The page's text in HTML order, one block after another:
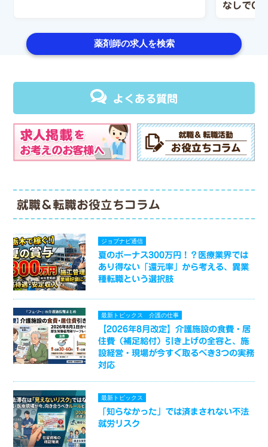
なしで
薬剤師の求人を検索
よくある質問
就職＆転職お役立ちコラム
ジョブナビ通信
夏のボーナス300万円！？医療業界では
あり得ない「還元率」から考える、異業
種転職という選択肢
最新トピックス 介護の仕事
【2026年8月改定】介護施設の食費・居
住費（補足給付）引き上げの全容と、施
設経営・現場が今すぐ取るべき3つの実務
対応
最新トピックス
「知らなかった」では済まされない不法
就労リスク